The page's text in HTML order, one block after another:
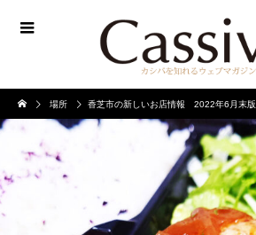
場所 香芝市の新しいお店情報 2022年6月末版